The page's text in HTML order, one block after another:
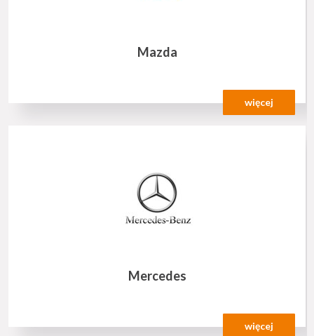
Mazda
więcej
Mercedes
więcej